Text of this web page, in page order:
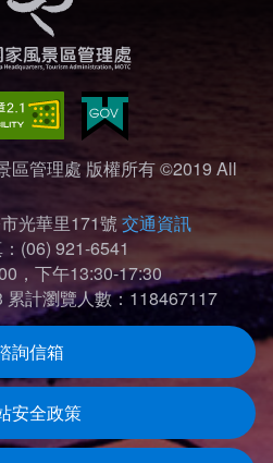
區管理處 版權所有 ©2019 All
光華里171號 交通資訊
(06) 921-6541
，下午13:30-17:30
累計瀏覽人數：118467117
詢信箱
安全政策